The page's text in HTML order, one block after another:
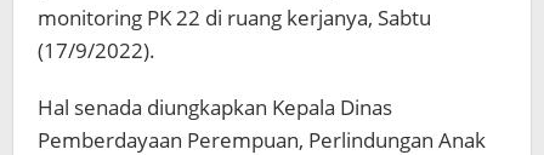
monitoring PK 22 di ruang kerjanya, Sabtu
(17/9/2022).
Hal senada diungkapkan Kepala Dinas
Pemberdayaan Perempuan, Perlindungan Anak